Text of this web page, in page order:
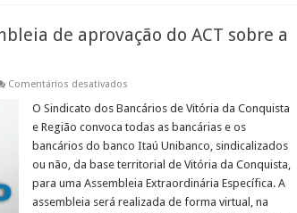
de aprovação do ACT sobre a
Comentários desativados
DE
Assembleia
de
aprovação
do
ACT
sobre
a
O Sindicato dos Bancários de Vitória da Conquista
e Região convoca todas as bancárias e os
bancários do banco Itaú Unibanco, sindicalizados
ou não, da base territorial de Vitória da Conquista,
para uma Assembleia Extraordinária Específica. A
assembleia será realizada de forma virtual, na